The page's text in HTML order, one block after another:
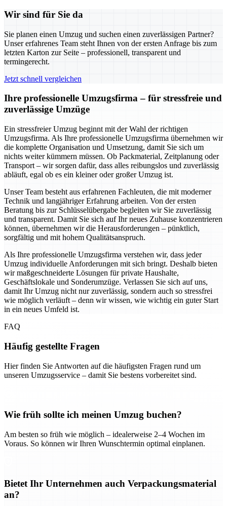
Wir sind für Sie da
Sie planen einen Umzug und suchen einen zuverlässigen Partner?
Unser erfahrenes Team steht Ihnen von der ersten Anfrage bis zum
letzten Karton zur Seite – professionell, transparent und
termingerecht.
Jetzt schnell vergleichen
Ihre professionelle Umzugsfirma – für stressfreie und
zuverlässige Umzüge
Ein stressfreier Umzug beginnt mit der Wahl der richtigen
Umzugsfirma. Als Ihre professionelle Umzugsfirma übernehmen wir
die komplette Organisation und Umsetzung, damit Sie sich um
nichts weiter kümmern müssen. Ob Packmaterial, Zeitplanung oder
Transport – wir sorgen dafür, dass alles reibungslos und zuverlässig
abläuft, egal ob es ein kleiner oder großer Umzug ist.
Unser Team besteht aus erfahrenen Fachleuten, die mit moderner
Technik und langjähriger Erfahrung arbeiten. Von der ersten
Beratung bis zur Schlüsselübergabe begleiten wir Sie zuverlässig
und transparent. Damit Sie sich auf Ihr neues Zuhause konzentrieren
können, übernehmen wir die Herausforderungen – pünktlich,
sorgfältig und mit hohem Qualitätsanspruch.
Als Ihre professionelle Umzugsfirma verstehen wir, dass jeder
Umzug individuelle Anforderungen mit sich bringt. Deshalb bieten
wir maßgeschneiderte Lösungen für private Haushalte,
Geschäftslokale und Sonderumzüge. Verlassen Sie sich auf uns,
damit Ihr Umzug nicht nur zuverlässig, sondern auch so stressfrei
wie möglich verläuft – denn wir wissen, wie wichtig ein guter Start
in ein neues Umfeld ist.
FAQ
Häufig gestellte Fragen
Hier finden Sie Antworten auf die häufigsten Fragen rund um
unseren Umzugsservice – damit Sie bestens vorbereitet sind.
Wie früh sollte ich meinen Umzug buchen?
Am besten so früh wie möglich – idealerweise 2–4 Wochen im
Voraus. So können wir Ihren Wunschtermin optimal einplanen.
Bietet Ihr Unternehmen auch Verpackungsmaterial
an?